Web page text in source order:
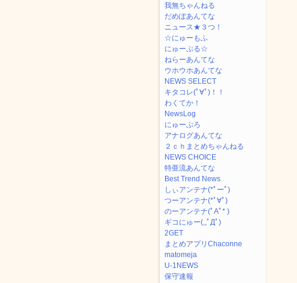
我無ちゃんねる
だめぽあんてな
ニュース★３つ！
☆にゅーもふ
にゅーぷる☆
ねらーあんてな
ウホウホあんてな
NEWS SELECT
キタコレ(ﾟ∀ﾟ)！！
わくてか！
NewsLog
にゅーぷろ
アナログあんてな
２ｃｈまとめちゃんねる
NEWS CHOICE
特亜流あんてな
Best Trend News
しぃアンテナ(*ﾟーﾟ)
つーアンテナ(*ﾟ∀ﾟ)
のーアンテナ(ﾟAﾟ* )
ギコにゅー(,,ﾟДﾟ)
2GET
まとめアプリChaconne
matomeja
U-1NEWS
保守速報